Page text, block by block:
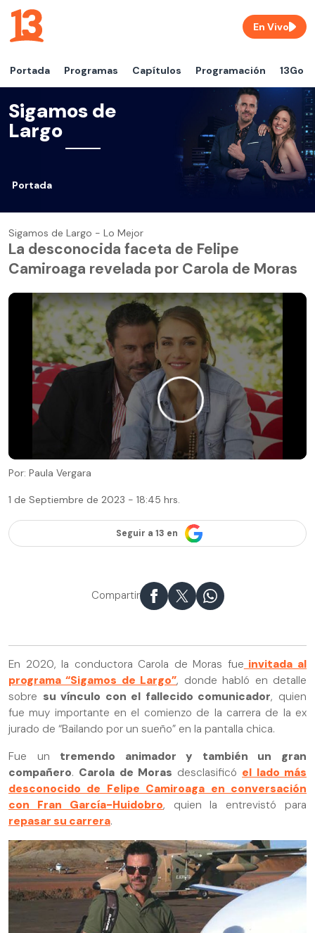
Portada Programas Capítulos Programación 13Go
En Vivo
Sigamos de
Largo
Portada
Sigamos de Largo - Lo Mejor
La desconocida faceta de Felipe
Camiroaga revelada por Carola de Moras
Por: Paula Vergara
1 de Septiembre de 2023 - 18:45 hrs.
Seguir a 13 en
Compartir
En 2020, la conductora Carola de Moras fue invitada al
programa “Sigamos de Largo”, donde habló en detalle
sobre su vínculo con el fallecido comunicador, quien
fue muy importante en el comienzo de la carrera de la ex
jurado de “Bailando por un sueño” en la pantalla chica.
Fue un tremendo animador y también un gran
compañero. Carola de Moras desclasificó el lado más
desconocido de Felipe Camiroaga en conversación
con Fran García-Huidobro, quien la entrevistó para
repasar su carrera.